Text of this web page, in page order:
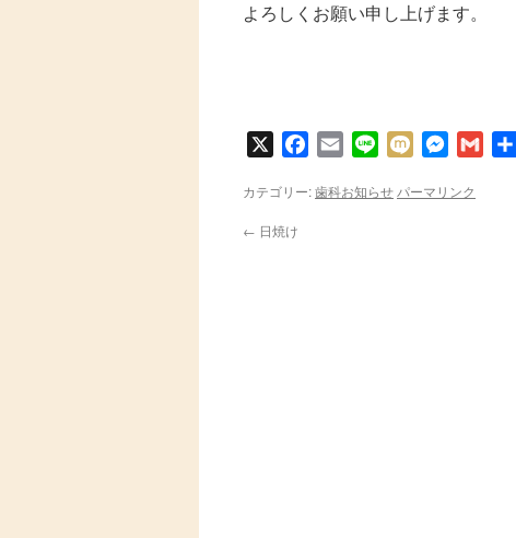
よろしくお願い申し上げます。
X Facebook
Email Line Mixi Messenger
Gmail
カテゴリー:歯科お知らせ パーマリンク
← 日焼け